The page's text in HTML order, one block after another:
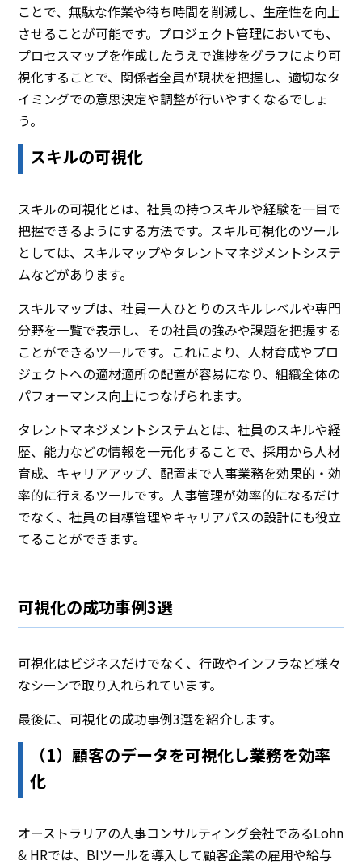
ことで、無駄な作業や待ち時間を削減し、生産性を向上
させることが可能です。プロジェクト管理においても、
プロセスマップを作成したうえで進捗をグラフにより可
視化することで、関係者全員が現状を把握し、適切なタ
イミングでの意思決定や調整が行いやすくなるでしょ
う。
スキルの可視化
スキルの可視化とは、社員の持つスキルや経験を一目で
把握できるようにする方法です。スキル可視化のツール
としては、スキルマップやタレントマネジメントシステ
ムなどがあります。
スキルマップは、社員一人ひとりのスキルレベルや専門
分野を一覧で表示し、その社員の強みや課題を把握する
ことができるツールです。これにより、人材育成やプロ
ジェクトへの適材適所の配置が容易になり、組織全体の
パフォーマンス向上につなげられます。
タレントマネジメントシステムとは、社員のスキルや経
歴、能力などの情報を一元化することで、採用から人材
育成、キャリアアップ、配置まで人事業務を効果的・効
率的に行えるツールです。人事管理が効率的になるだけ
でなく、社員の目標管理やキャリアパスの設計にも役立
てることができます。
可視化の成功事例3選
可視化はビジネスだけでなく、行政やインフラなど様々
なシーンで取り入れられています。
最後に、可視化の成功事例3選を紹介します。
（1）顧客のデータを可視化し業務を効率
化
オーストラリアの人事コンサルティング会社であるLohn
& HRでは、BIツールを導入して顧客企業の雇用や給与